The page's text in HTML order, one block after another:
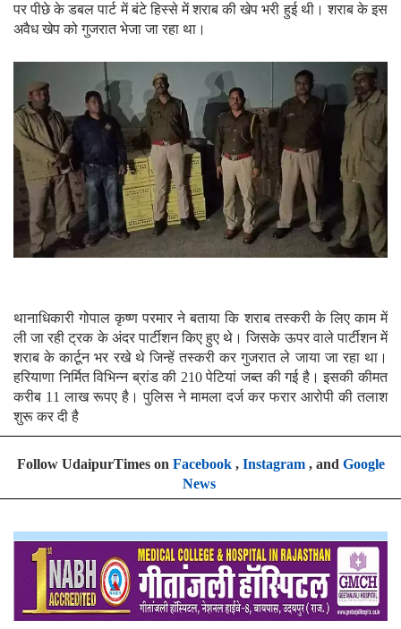
पर पीछे के डबल पार्ट में बंटे हिस्से में शराब की खेप भरी हुई थी। शराब के इस
अवैध खेप को गुजरात भेजा जा रहा था।
थानाधिकारी गोपाल कृष्ण परमार ने बताया कि शराब तस्करी के लिए काम में
ली जा रही ट्रक के अंदर पार्टीशन किए हुए थे। जिसके ऊपर वाले पार्टीशन में
शराब के कार्टून भर रखे थे जिन्हें तस्करी कर गुजरात ले जाया जा रहा था।
हरियाणा निर्मित विभिन्न ब्रांड की 210 पेटियां जब्त की गई है। इसकी कीमत
करीब 11 लाख रूपए है। पुलिस ने मामला दर्ज कर फरार आरोपी की तलाश
शुरू कर दी है
Follow UdaipurTimes on Facebook, Instagram, and Google
News